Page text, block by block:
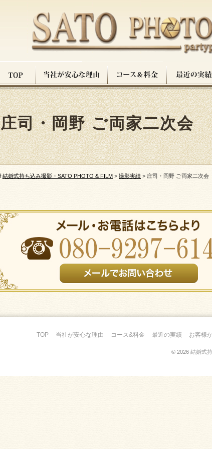
庄司・岡野 ご両家二次会
結婚式持ち込み撮影・SATO PHOTO & FILM > 撮影実績 > 庄司・岡野 ご両家二次会
TOP 当社が安心な理由 コース&料金 最近の実績 お客様
© 2026 結婚式